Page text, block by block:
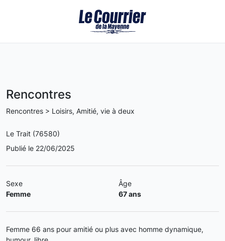
Rencontres
Rencontres > Loisirs, Amitié, vie à deux
Le Trait (76580)
Publié le 22/06/2025
Sexe
Femme
Âge
67 ans
Femme 66 ans pour amitié ou plus avec homme dynamique,